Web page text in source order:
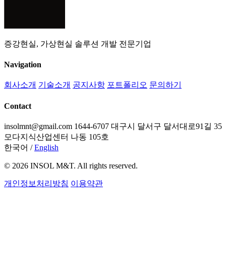
증강현실, 가상현실 솔루션 개발 전문기업
Navigation
회사소개 기술소개 공지사항 포트폴리오 문의하기
Contact
insolmnt@gmail.com 1644-6707 대구시 달서구 달서대로91길 35
모다지식산업센터 나동 105호
한국어 / English
© 2026 INSOL M&T. All rights reserved.
개인정보처리방침 이용약관